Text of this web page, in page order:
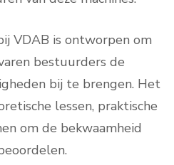
VDAB is ontworpen om
bestuurders de
bij te brengen. Het
lessen, praktische
om de bekwaamheid